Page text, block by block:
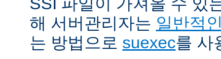
해 서버관리자는 일반적
는 방법으로 suexec를 사